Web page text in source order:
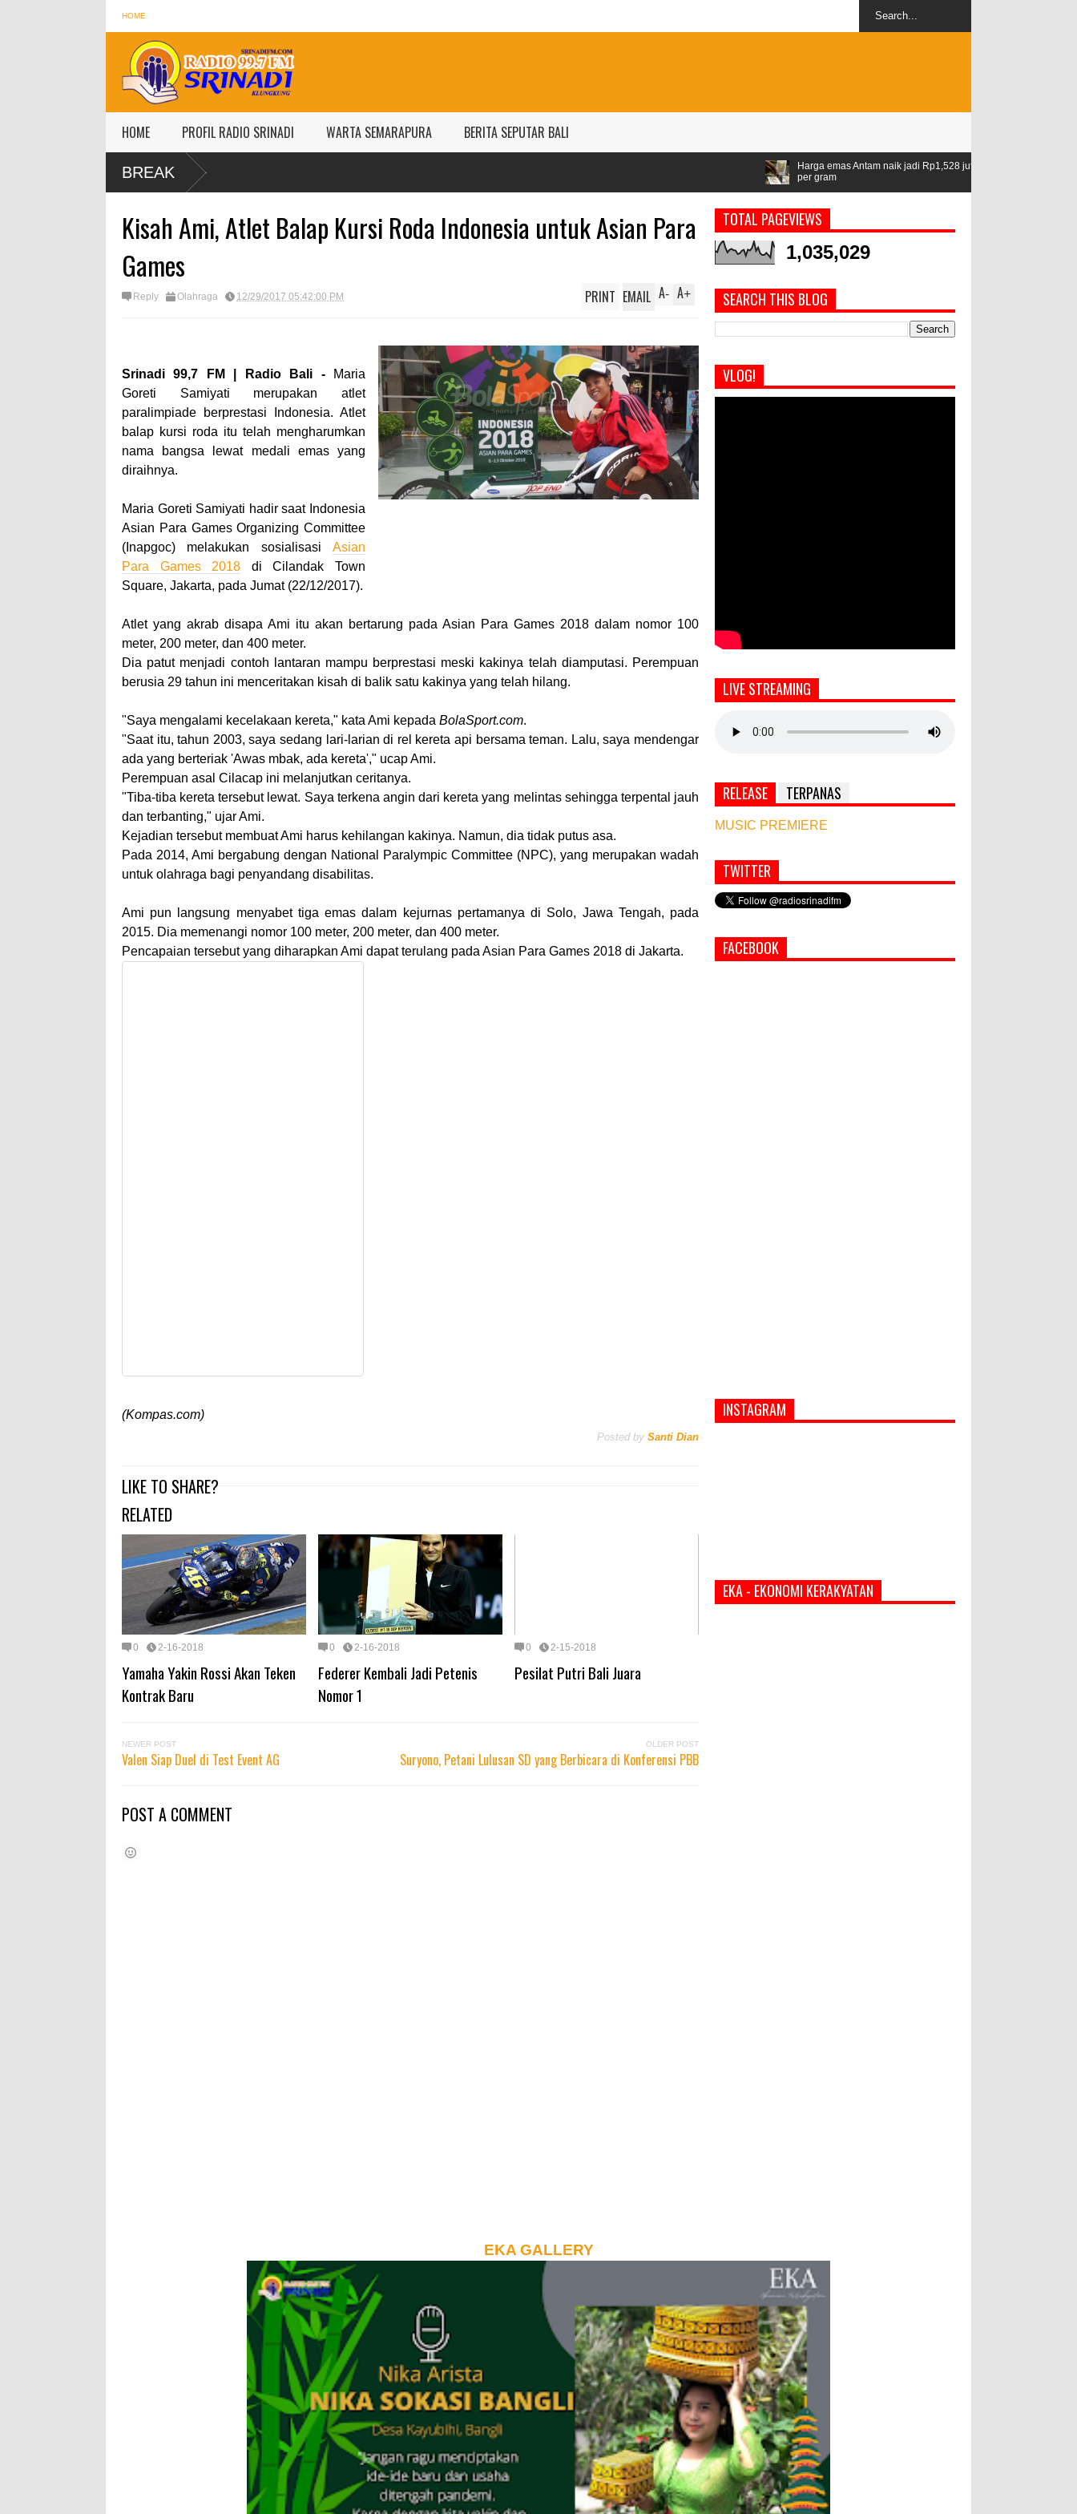
HOME
HOME PROFIL RADIO SRINADI WARTA SEMARAPURA BERITA SEPUTAR BALI
BREAK
Harga emas Antam naik jadi Rp1,528 juta
Airlangga: ASEAN jadi
Kisah Ami, Atlet Balap Kursi Roda Indonesia untuk Asian Para
Games
Reply Olahraga 12/29/2017 05:42:00 PM A+
A-
PRINT EMAIL
Srinadi 99,7 FM | Radio Bali -
Maria
Goreti Samiyati merupakan atlet
paralimpiade berprestasi Indonesia. Atlet
balap kursi roda itu telah mengharumkan
nama bangsa lewat medali emas yang
diraihnya.
Maria Goreti Samiyati hadir saat Indonesia
Asian Para Games Organizing Committee
(Inapgoc) melakukan sosialisasi Asian
Para Games 2018 di Cilandak Town
Square, Jakarta, pada Jumat (22/12/2017).
Atlet yang akrab disapa Ami itu akan bertarung pada Asian Para Games 2018 dalam nomor 100
meter, 200 meter, dan 400 meter.
Dia patut menjadi contoh lantaran mampu berprestasi meski kakinya telah diamputasi. Perempuan
berusia 29 tahun ini menceritakan kisah di balik satu kakinya yang telah hilang.
"Saya mengalami kecelakaan kereta," kata Ami kepada BolaSport.com.
"Saat itu, tahun 2003, saya sedang lari-larian di rel kereta api bersama teman. Lalu, saya mendengar
ada yang berteriak 'Awas mbak, ada kereta'," ucap Ami.
Perempuan asal Cilacap ini melanjutkan ceritanya.
"Tiba-tiba kereta tersebut lewat. Saya terkena angin dari kereta yang melintas sehingga terpental jauh
dan terbanting," ujar Ami.
Kejadian tersebut membuat Ami harus kehilangan kakinya. Namun, dia tidak putus asa.
Pada 2014, Ami bergabung dengan National Paralympic Committee (NPC), yang merupakan wadah
untuk olahraga bagi penyandang disabilitas.
Ami pun langsung menyabet tiga emas dalam kejurnas pertamanya di Solo, Jawa Tengah, pada
2015. Dia memenangi nomor 100 meter, 200 meter, dan 400 meter.
Pencapaian tersebut yang diharapkan Ami dapat terulang pada Asian Para Games 2018 di Jakarta.
(Kompas.com)
Posted by Santi Dian
LIKE TO SHARE?
RELATED
0 2-16-2018
Yamaha Yakin Rossi Akan Teken
Kontrak Baru
0 2-16-2018
Federer Kembali Jadi Petenis
Nomor 1
0 2-15-2018
Pesilat Putri Bali Juara
NEWER POST
Valen Siap Duel di Test Event AG
OLDER POST
Suryono, Petani Lulusan SD yang Berbicara di Konferensi PBB
POST A COMMENT
TOTAL PAGEVIEWS
1,035,029
SEARCH THIS BLOG
VLOG!
LIVE STREAMING
RELEASE TERPANAS
MUSIC PREMIERE
Simbol Persahabatan, RI Bangun Islamic Centre
di Afghanistan
PASAR MURAH
TWITTER
FACEBOOK
INSTAGRAM
EKA - EKONOMI KERAKYATAN
EKA GALLERY